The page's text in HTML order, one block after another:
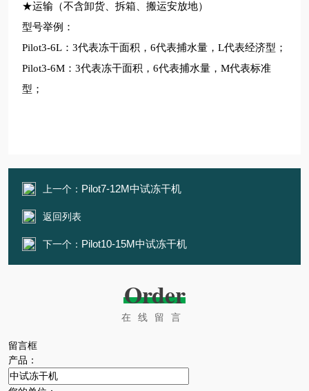
★运输（不含卸货、拆箱、搬运安放地）
型号举例：
Pilot3-6L：3代表冻干面积，6代表捕水量，L代表经济型；
Pilot3-6M：3代表冻干面积，6代表捕水量，M代表标准
型；
上一个： Pilot7-12M中试冻干机
返回列表
下一个： Pilot10-15M中试冻干机
Order
在线留言
留言框
产品：